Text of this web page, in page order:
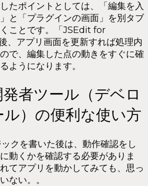
たポイントとしては、「編集を入
と「プラグインの画面」を別タブ
ことです。「JSEdit for
、アプリ画面を更新すれば処理内
で、編集した点の動きをすぐに確
ようになります。
者ツール（デベロ
ル）の便利な使い方
クを書いた後は、動作確認をし
動くかを確認する必要がありま
てアプリを動かしてみても、思っ
ない。。